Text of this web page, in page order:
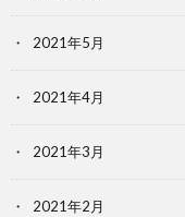
2021年5月
2021年4月
2021年3月
2021年2月